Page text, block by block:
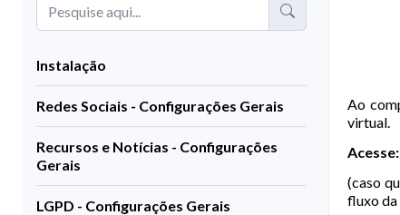
Instalação
Redes Sociais - Configurações Gerais
Recursos e Notícias - Configurações
Gerais
LGPD - Configurações Gerais
Ao
virtual.
Acesse:
(caso
fluxo da